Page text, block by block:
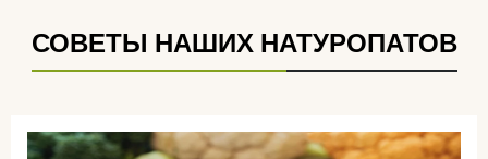
Avis soumis à un contrôleпохолодание
СОВЕТЫ НАШИХ НАТУРОПАТОВ